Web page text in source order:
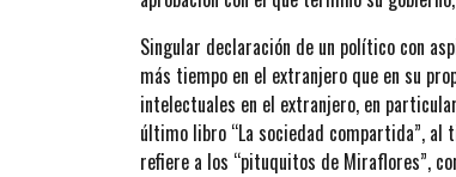
Singular declaración de un político con
más tiempo en el extranjero que en su
intelectuales en el extranjero, en
último libro “La sociedad compartida”, al
refiere a los “pituquitos de Miraflores”,